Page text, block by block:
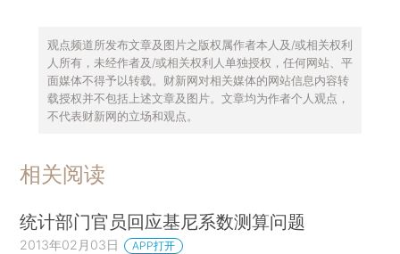
观点频道所发布文章及图片之版权属作者本人及/或相关权利
人所有，未经作者及/或相关权利人单独授权，任何网站、平
面媒体不得予以转载。财新网对相关媒体的网站信息内容转
载授权并不包括上述文章及图片。文章均为作者个人观点，
不代表财新网的立场和观点。
相关阅读
统计部门官员回应基尼系数测算问题
2013年02月03日 APP打开